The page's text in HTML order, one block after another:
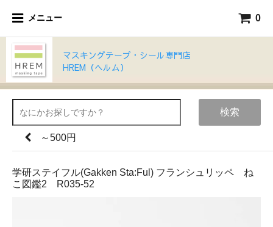
メニュー 0
マスキングテープ・シール専門店
HREM（ヘルム）
検索
～500円
学研ステイフル(Gakken Sta:Ful) フランシュリッペ ね
こ図鑑2 R035-52